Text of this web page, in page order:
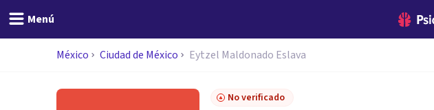
Menú
México Ciudad de México Eytzel Maldonado Eslava
No verificado